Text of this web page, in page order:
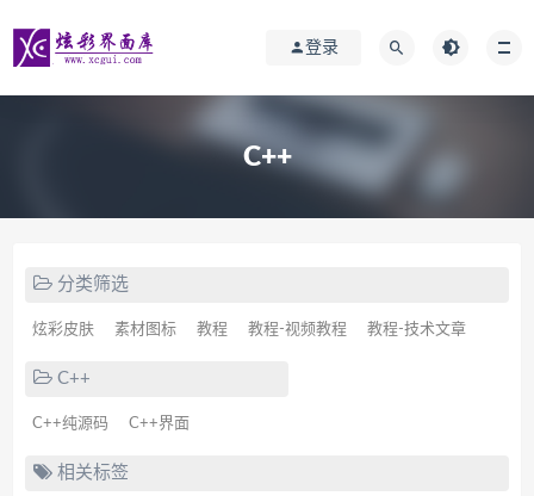
登录
C++
分类筛选
炫彩皮肤 素材图标 教程 教程-视频教程 教程-技术文章
C++
C++纯源码 C++界面
相关标签